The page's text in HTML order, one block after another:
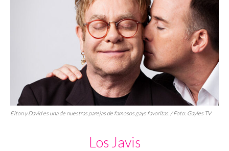
Elton y David es una de nuestras parejas de famosos gays favoritas. / Foto: Gayles TV
Los Javis